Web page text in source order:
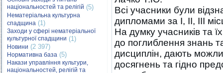
національностей та релігій (5)
Нематеріальна культурна
спадщина (1)
Заходи у сфері нематеріальної
культурної спадщини (1)
Новини (2 397)
Нормативна база (5)
Накази управління культури,
національностей, релігій та
Всі учасники були
дипломами за І, ІІ, ІІІ
На думку учасників та
до поглиблення знань
дисциплін, дають
досягнень та гідно